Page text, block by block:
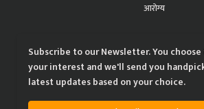
आरोग्य
Subscribe to our Newsletter. You
your interest and we'll send you
latest updates based on your choice.